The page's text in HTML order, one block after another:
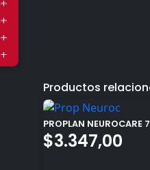
Productos
PROPLAN NEUROCARE
$3.347,00